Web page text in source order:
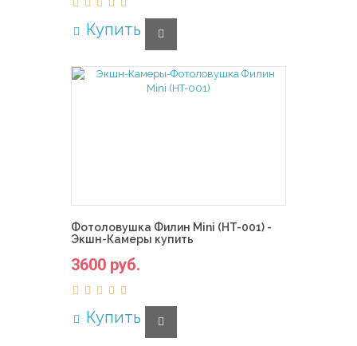
Купить
Фотоловушка Филин Mini (HT-001) -
Экшн-Камеры купить
3600 руб.
Купить